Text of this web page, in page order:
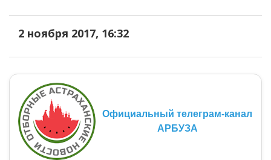
2 ноября 2017, 16:32
Официальный телеграм-канал
АРБУЗА